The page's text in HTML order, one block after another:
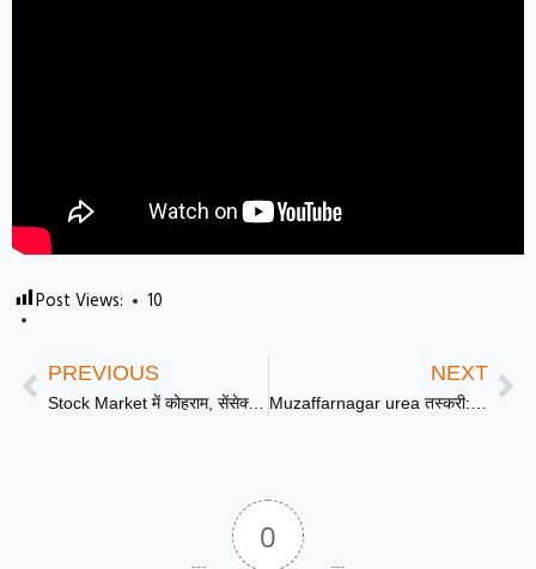
Post Views: 10
PREVIOUS
Stock Market में कोहराम, सेंसेक्स 600 अंक से ज्यादा टूटा, निफ्टी में भारी गिरावट | DD News UP
NEXT
Muzaffarnagar urea तस्करी: ‘ऑपरेशन किसान प्रहरी’ के तहत बड़ी कामयाबी, 20 हजार किलो यूरिया के साथ 8 तस्कर गिरफ्तार
0